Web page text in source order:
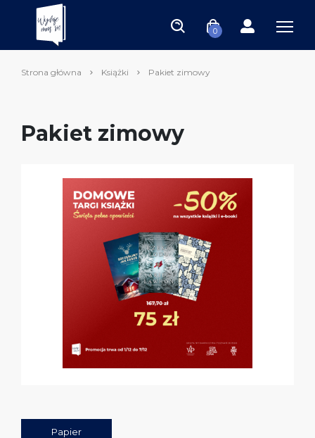
0
Strona główna Książki Pakiet zimowy
Pakiet zimowy
Papier